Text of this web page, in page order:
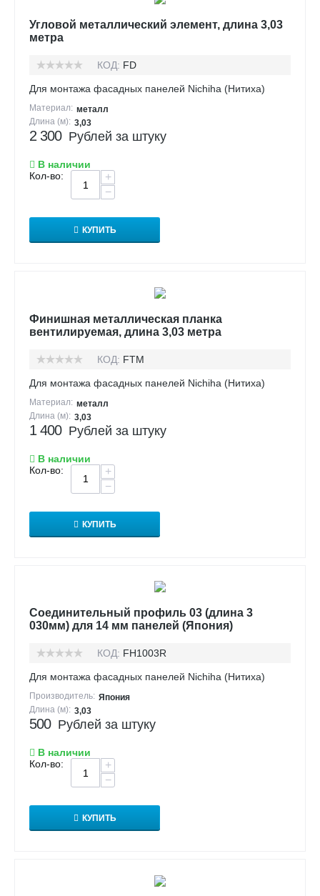
Угловой металлический элемент, длина 3,03
метра
КОД: FD
Для монтажа фасадных панелей Nichiha (Нитиха)
Материал: металл
Длина (м): 3,03
2 300 Рублей за штуку
В наличии
Кол-во:
+
−
КУПИТЬ
Финишная металлическая планка
вентилируемая, длина 3,03 метра
КОД: FTM
Для монтажа фасадных панелей Nichiha (Нитиха)
Материал: металл
Длина (м): 3,03
1 400 Рублей за штуку
В наличии
Кол-во:
+
−
КУПИТЬ
Соединительный профиль 03 (длина 3
030мм) для 14 мм панелей (Япония)
КОД: FH1003R
Для монтажа фасадных панелей Nichiha (Нитиха)
Производитель: Япония
Длина (м): 3,03
500 Рублей за штуку
В наличии
Кол-во:
+
−
КУПИТЬ